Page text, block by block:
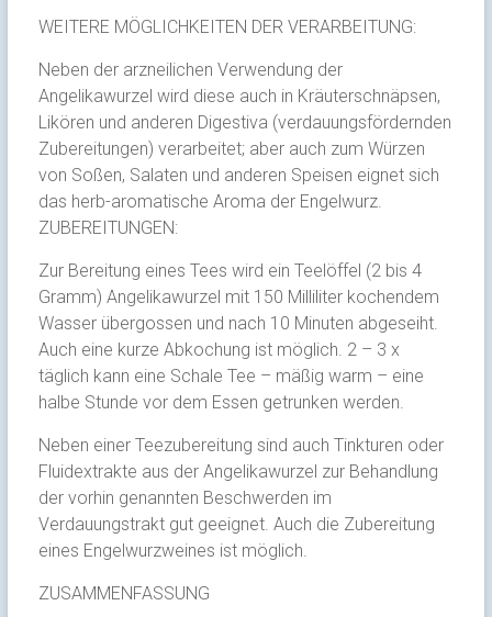
WEITERE MÖGLICHKEITEN DER VERARBEITUNG:
Neben der arzneilichen Verwendung der
Angelikawurzel wird diese auch in Kräuterschnäpsen,
Likören und anderen Digestiva (verdauungsfördernden
Zubereitungen) verarbeitet; aber auch zum Würzen
von Soßen, Salaten und anderen Speisen eignet sich
das herb-aromatische Aroma der Engelwurz.
ZUBEREITUNGEN:
Zur Bereitung eines Tees wird ein Teelöffel (2 bis 4
Gramm) Angelikawurzel mit 150 Milliliter kochendem
Wasser übergossen und nach 10 Minuten abgeseiht.
Auch eine kurze Abkochung ist möglich. 2 – 3 x
täglich kann eine Schale Tee – mäßig warm – eine
halbe Stunde vor dem Essen getrunken werden.
Neben einer Teezubereitung sind auch Tinkturen oder
Fluidextrakte aus der Angelikawurzel zur Behandlung
der vorhin genannten Beschwerden im
Verdauungstrakt gut geeignet. Auch die Zubereitung
eines Engelwurzweines ist möglich.
ZUSAMMENFASSUNG